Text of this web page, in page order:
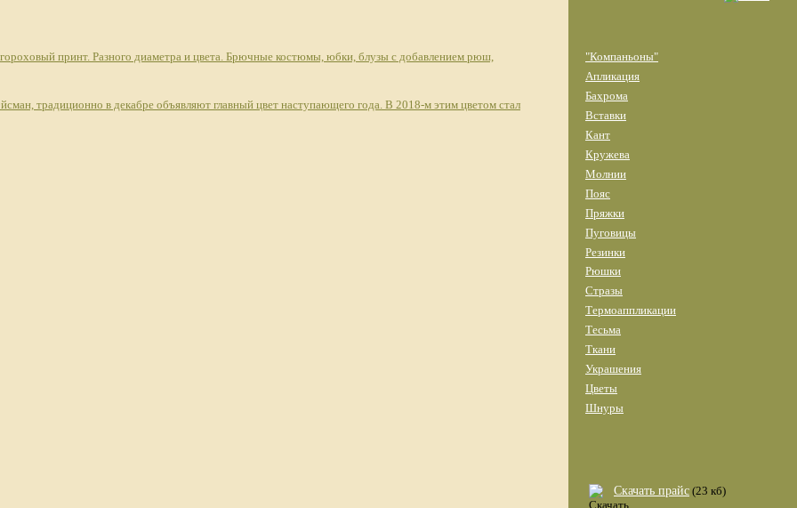
"Компаньоны"
Апликация
Бахрома
Вставки
Кант
Кружева
Молнии
Пояс
Пряжки
Пуговицы
Резинки
Рюшки
Стразы
Термоаппликации
Тесьма
Ткани
Украшения
Цветы
Шнуры
Скачать прайс (23 кб)
принт. Разного диаметра и цвета. Брючные костюмы, юбки, блузы с добавлением рюш,
традиционно в декабре объявляют главный цвет наступающего года. В 2018-м этим цветом стал